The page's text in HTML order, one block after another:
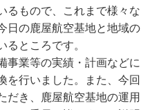
るもので、これまで様々な
日の鹿屋航空基地と地域の
るところです。
事業等の実績・計画などに
を行いました。また、今回
だき、鹿屋航空基地の運用